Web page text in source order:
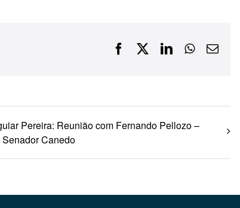
FacebookLinkedInWhatsApp
E-
Pereira: Reunião com Fernando Pellozo –
Canedo